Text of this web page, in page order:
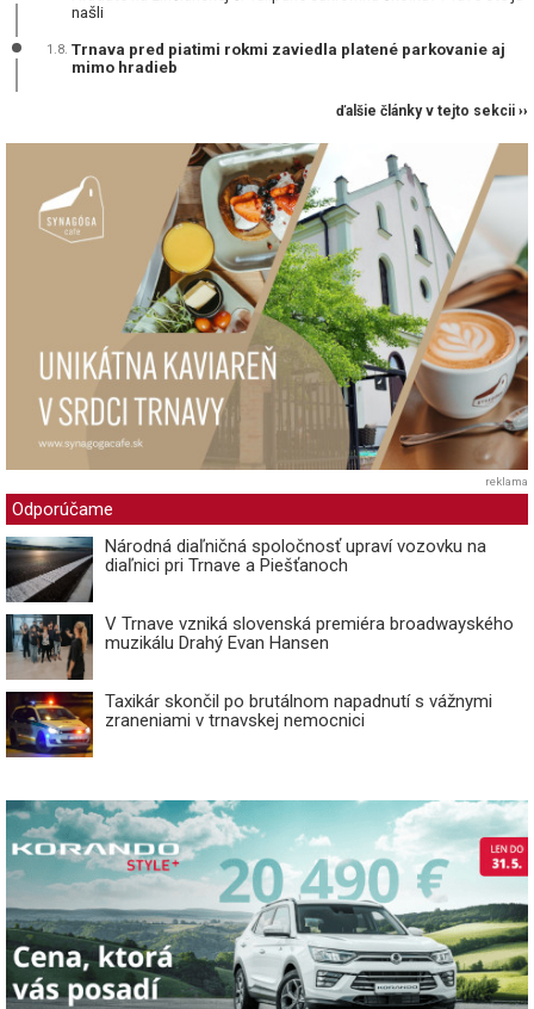
našli
1.8. Trnava pred piatimi rokmi zaviedla platené parkovanie aj
mimo hradieb
ďalšie články v tejto sekcii ››
reklama
Odporúčame
Národná diaľničná spoločnosť upraví vozovku na
diaľnici pri Trnave a Piešťanoch
V Trnave vzniká slovenská premiéra broadwayského
muzikálu Drahý Evan Hansen
Taxikár skončil po brutálnom napadnutí s vážnymi
zraneniami v trnavskej nemocnici